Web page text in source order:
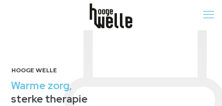
Warme zorg,
sterke therapie
HOOGE WELLE